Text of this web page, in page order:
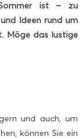
ist – zu
Ideen rund um
Möge das lustige
und auch, um
können Sie ein